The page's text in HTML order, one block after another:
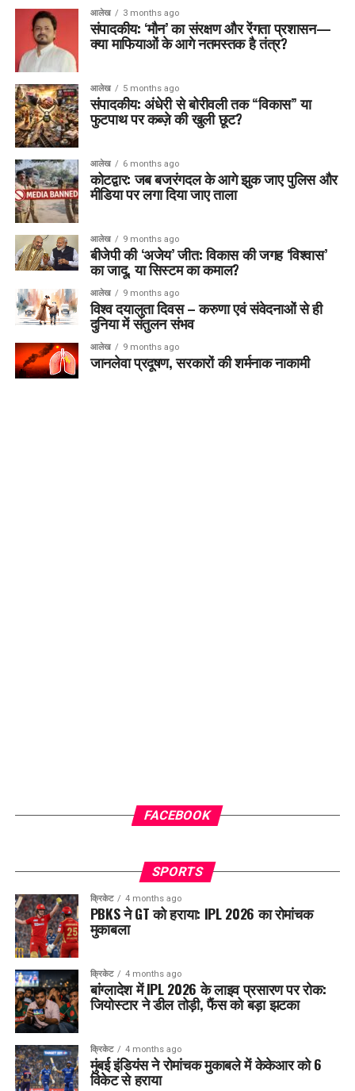
आलेख 3 months ago
संपादकीय: ‘मौन’ का संरक्षण और रेंगता प्रशासन—
क्या माफियाओं के आगे नतमस्तक है तंत्र?
आलेख 5 months ago
संपादकीय: अंधेरी से बोरीवली तक “विकास” या
फुटपाथ पर कब्ज़े की खुली छूट?
आलेख 6 months ago
कोटद्वार: जब बजरंगदल के आगे झुक जाए पुलिस और
मीडिया पर लगा दिया जाए ताला
आलेख 9 months ago
बीजेपी की ‘अजेय’ जीत: विकास की जगह ‘विश्वास’
का जादू, या सिस्टम का कमाल?
आलेख 9 months ago
विश्व दयालुता दिवस – करुणा एवं संवेदनाओं से ही
दुनिया में संतुलन संभव
आलेख 9 months ago
जानलेवा प्रदूषण, सरकारों की शर्मनाक नाकामी
FACEBOOK
SPORTS
क्रिकेट 4 months ago
PBKS ने GT को हराया: IPL 2026 का रोमांचक
मुकाबला
क्रिकेट 4 months ago
बांग्लादेश में IPL 2026 के लाइव प्रसारण पर रोक:
जियोस्टार ने डील तोड़ी, फैंस को बड़ा झटका
क्रिकेट 4 months ago
मुंबई इंडियंस ने रोमांचक मुकाबले में केकेआर को 6
विकेट से हराया